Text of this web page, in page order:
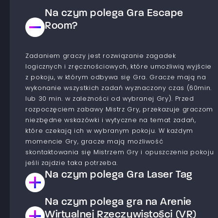
Na czym polega Gra Escape
Room?
Zadaniem graczy jest rozwiązanie zagadek
logicznych i zręcznościowych, które umożliwią wyjście
z pokoju, w którym odbywa się Gra. Gracze mają na
wykonanie wszystkich zadań wyznaczony czas (60min.
lub 30 min. w zależności od wybranej Gry). Przed
rozpoczęciem zabawy Mistrz Gry, przekazuje graczom
niezbędne wskazówki i wytyczne na temat zadań,
które czekają ich w wybranym pokoju. W każdym
momencie Gry, gracze mają możliwość
skontaktowania się Mistrzem Gry i opuszczenia pokoju
jeśli zajdzie taka potrzeba.
Na czym polega Gra Laser Tag
Jest to Gra typu paintball laserowy. Gracze dzielą się
na drużyny, które współzawodniczą ze sobą aby
Na czym polega gra na Arenie
Wirtualnej Rzeczywistości (VR)